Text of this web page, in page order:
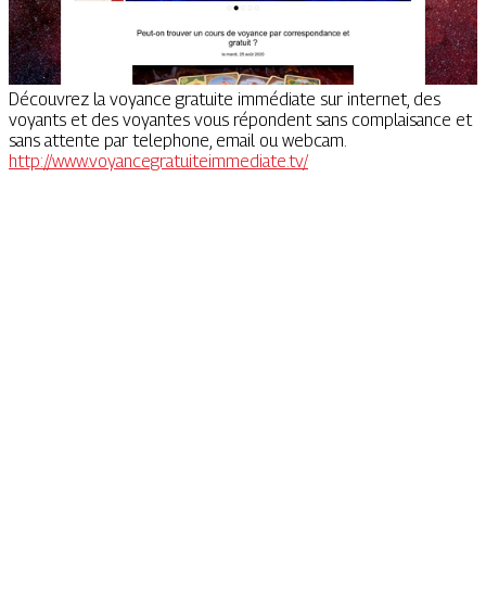
Découvrez la voyance gratuite immédiate sur internet, des
voyants et des voyantes vous répondent sans complaisance et
sans attente par telephone, email ou webcam.
http://www.voyancegratuiteimmediate.tv/